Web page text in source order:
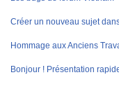
Créer un nouveau sujet
Hommage aux Anciens
Bonjour ! Présentation